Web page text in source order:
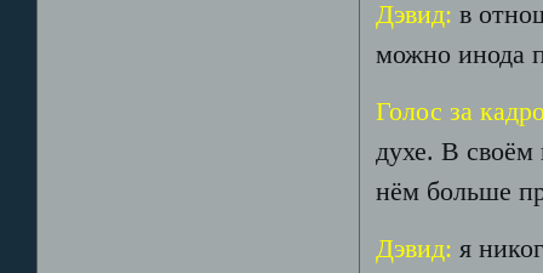
Дэвид:в
можно инода
Голос за
духе. В своём
нём больше
Дэвид:я